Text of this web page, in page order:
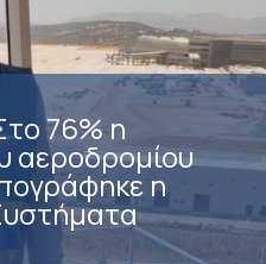
76% η
αεροδρομίου
η